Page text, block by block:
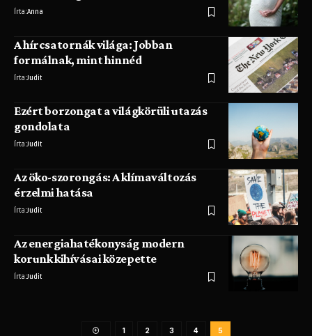
Írta:Anna
A hírcsatornák világa: Jobban
formálnak, mint hinnéd
Írta:Judit
Ezért borzongat a világkörüli utazás
gondolata
Írta:Judit
Az öko-szorongás: A klímaváltozás
érzelmi hatása
Írta:Judit
Az energiahatékonyság modern
korunk kihívásai közepette
Írta:Judit
1 2 3 4 5